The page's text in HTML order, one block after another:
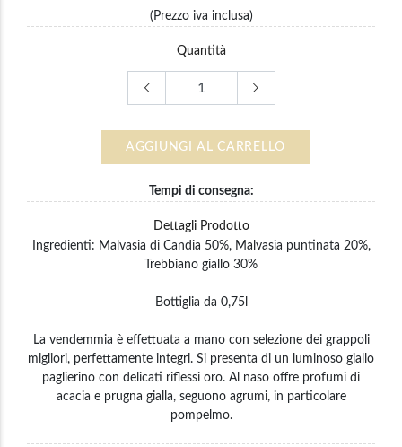
(Prezzo iva inclusa)
Quantità
AGGIUNGI AL CARRELLO
Tempi di consegna:
Dettagli Prodotto
Ingredienti: Malvasia di Candia 50%, Malvasia puntinata 20%,
Trebbiano giallo 30%
Bottiglia da 0,75l
La vendemmia è effettuata a mano con selezione dei grappoli
migliori, perfettamente integri. Si presenta di un luminoso giallo
paglierino con delicati riflessi oro. Al naso offre profumi di
acacia e prugna gialla, seguono agrumi, in particolare
pompelmo.